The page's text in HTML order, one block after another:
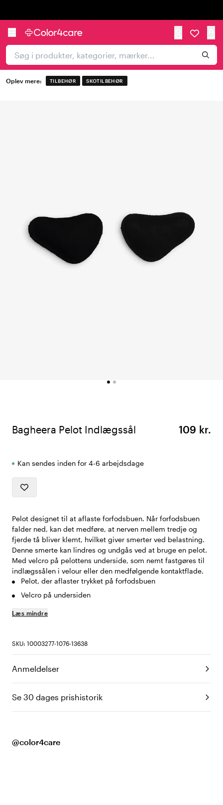
Oplev mere: TILBEHØR SKOTILBEHØR
Bagheera Pelot Indlægssål 109 kr.
Kan sendes inden for 4-6 arbejdsdage
Pelot designet til at aflaste forfodsbuen. Når forfodsbuen
falder ned, kan det medføre, at nerven mellem tredje og
fjerde tå bliver klemt, hvilket giver smerter ved belastning.
Denne smerte kan lindres og undgås ved at bruge en pelot.
Med velcro på pelottens underside, som nemt fastgøres til
indlægssålen i velour eller den medfølgende kontaktflade.
Pelot, der aflaster trykket på forfodsbuen
Velcro på undersiden
Læs mindre
SKU: 10003277-1076-13638
Anmeldelser
Se 30 dages prishistorik
@color4care